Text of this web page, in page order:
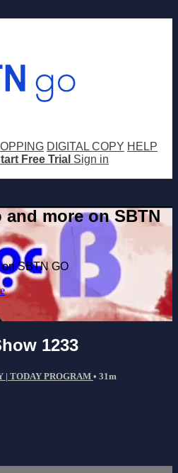
DIGITAL COPY HELP
Free Trial Sign in
more on SBTN
SBTN GO
1233
| TODAY PROGRAM • 31m